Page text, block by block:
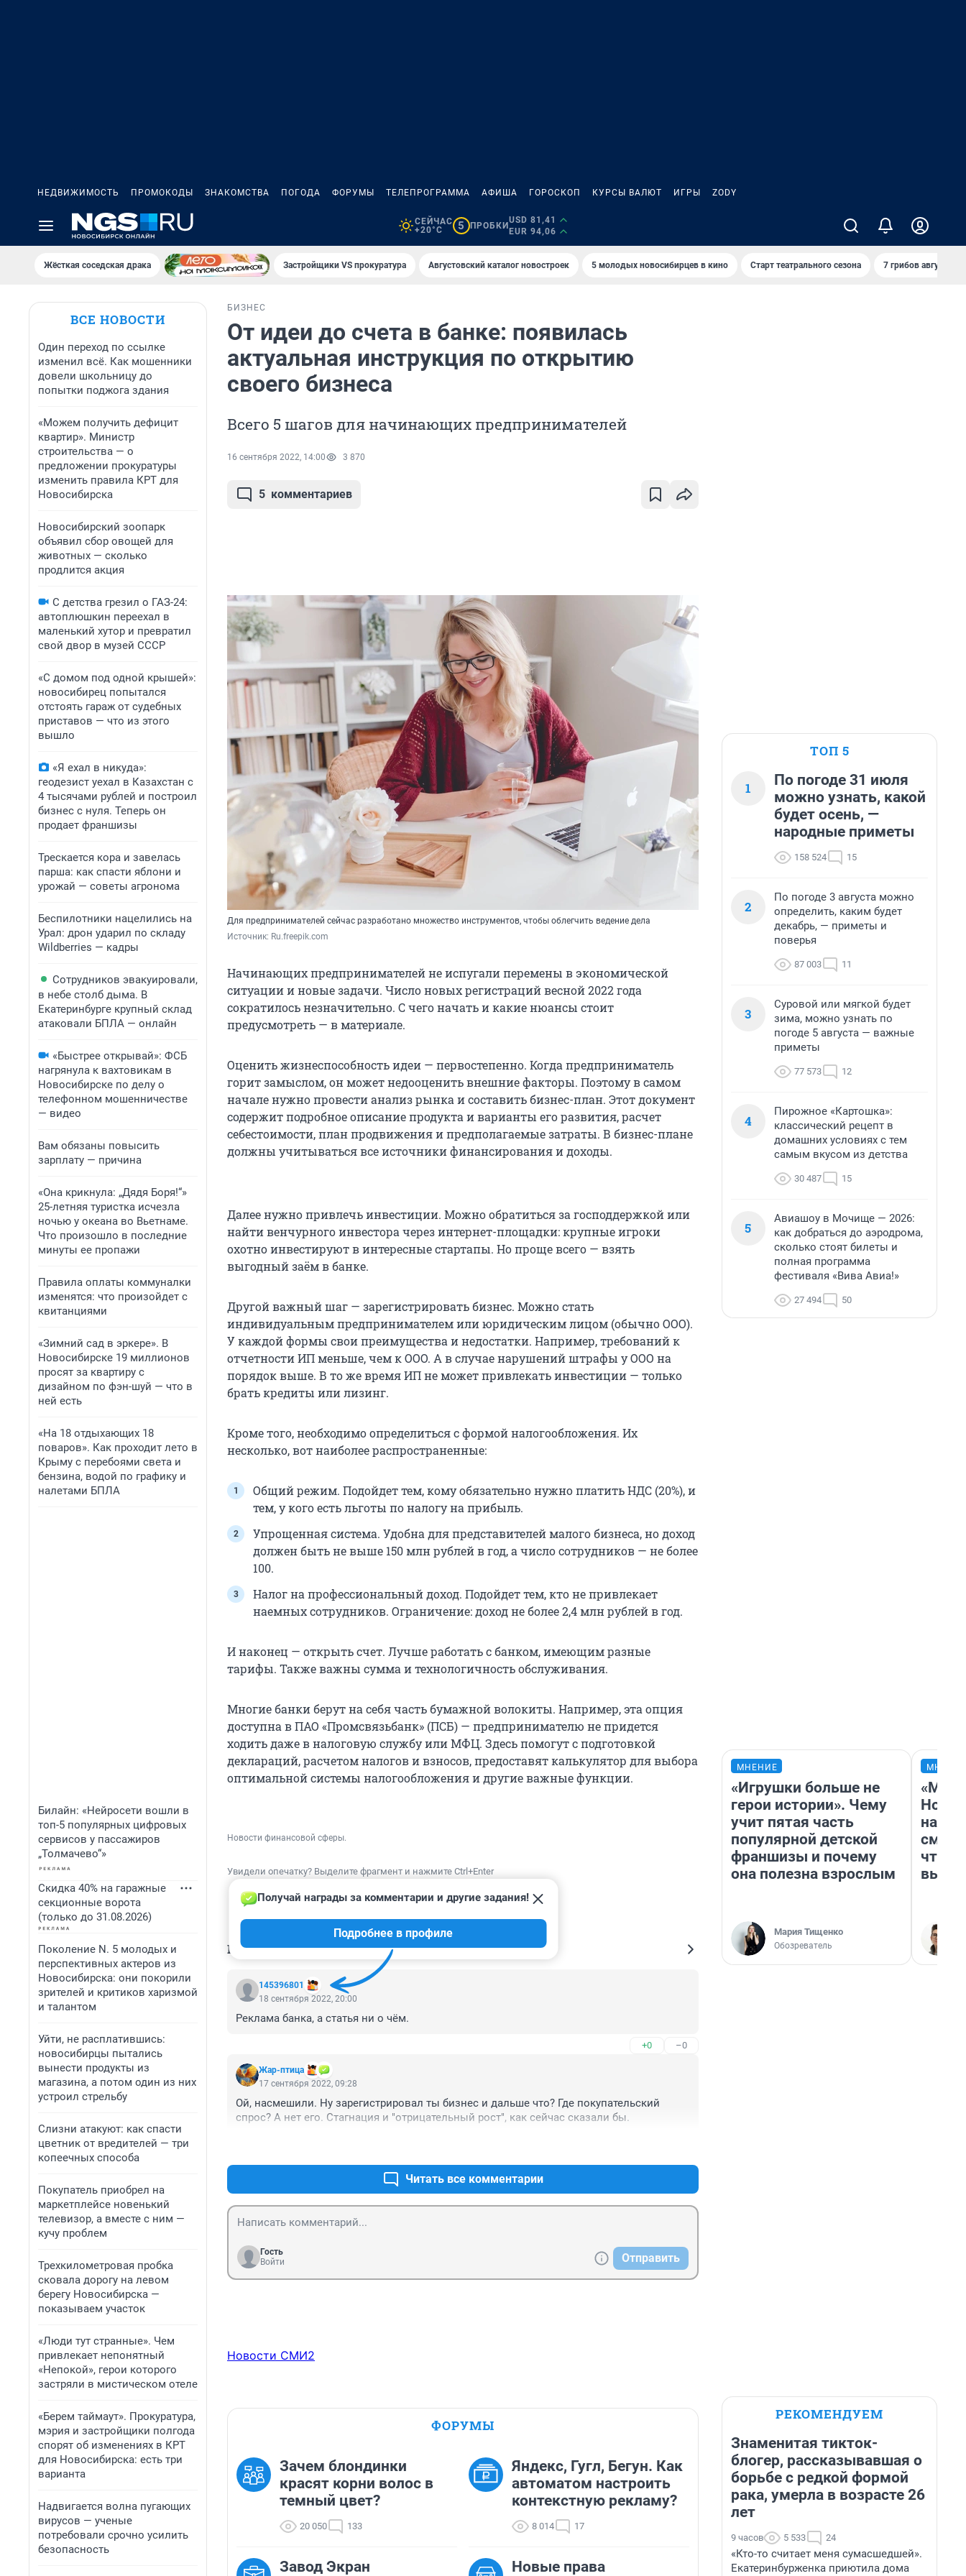
НЕДВИЖИМОСТЬ ПРОМОКОДЫ ЗНАКОМСТВА ПОГОДА ФОРУМЫ ТЕЛЕПРОГРАММА АФИША ГОРОСКОП КУРСЫ ВАЛЮТ ИГРЫ ZODY
СЕЙЧАС
+20°C
5 ПРОБКИ
USD 81,41
EUR 94,06
Жёсткая соседская драка Застройщики VS прокуратура Августовский каталог новостроек 5 молодых новосибирцев в кино Старт театрального сезона 7 грибов августа
ВСЕ НОВОСТИ
Один переход по ссылке
изменил всё. Как мошенники
довели школьницу до
попытки поджога здания
«Можем получить дефицит
квартир». Министр
строительства — о
предложении прокуратуры
изменить правила КРТ для
Новосибирска
Новосибирский зоопарк
объявил сбор овощей для
животных — сколько
продлится акция
С детства грезил о ГАЗ-24:
автоплюшкин переехал в
маленький хутор и превратил
свой двор в музей СССР
«С домом под одной крышей»:
новосибирец попытался
отстоять гараж от судебных
приставов — что из этого
вышло
«Я ехал в никуда»:
геодезист уехал в Казахстан с
4 тысячами рублей и построил
бизнес с нуля. Теперь он
продает франшизы
Трескается кора и завелась
парша: как спасти яблони и
урожай — советы агронома
Беспилотники нацелились на
Урал: дрон ударил по складу
Wildberries — кадры
Сотрудников эвакуировали,
в небе столб дыма. В
Екатеринбурге крупный склад
атаковали БПЛА — онлайн
«Быстрее открывай»: ФСБ
нагрянула к вахтовикам в
Новосибирске по делу о
телефонном мошенничестве
— видео
Вам обязаны повысить
зарплату — причина
«Она крикнула: „Дядя Боря!“»
25-летняя туристка исчезла
ночью у океана во Вьетнаме.
Что произошло в последние
минуты ее пропажи
Правила оплаты коммуналки
изменятся: что произойдет с
квитанциями
«Зимний сад в эркере». В
Новосибирске 19 миллионов
просят за квартиру с
дизайном по фэн-шуй — что в
ней есть
«На 18 отдыхающих 18
поваров». Как проходит лето в
Крыму с перебоями света и
бензина, водой по графику и
налетами БПЛА
Билайн: «Нейросети вошли в
топ-5 популярных цифровых
сервисов у пассажиров
„Толмачево“»
Скидка 40% на гаражные
секционные ворота
(только до 31.08.2026)
Поколение N. 5 молодых и
перспективных актеров из
Новосибирска: они покорили
зрителей и критиков харизмой
и талантом
Уйти, не расплатившись:
новосибирцы пытались
вынести продукты из
магазина, а потом один из них
устроил стрельбу
Слизни атакуют: как спасти
цветник от вредителей — три
копеечных способа
Покупатель приобрел на
маркетплейсе новенький
телевизор, а вместе с ним —
кучу проблем
Трехкилометровая пробка
сковала дорогу на левом
берегу Новосибирска —
показываем участок
«Люди тут странные». Чем
привлекает непонятный
«Непокой», герои которого
застряли в мистическом отеле
«Берем таймаут». Прокуратура,
мэрия и застройщики полгода
спорят об изменениях в КРТ
для Новосибирска: есть три
варианта
Надвигается волна пугающих
вирусов — ученые
потребовали срочно усилить
безопасность
БИЗНЕС
От идеи до счета в банке: появилась
актуальная инструкция по открытию
своего бизнеса
Всего 5 шагов для начинающих предпринимателей
16 сентября 2022, 14:00 3 870
5 комментариев
Для предпринимателей сейчас разработано множество инструментов, чтобы облегчить ведение дела
Источник: Ru.freepik.com
Начинающих предпринимателей не испугали перемены в экономической
ситуации и новые задачи. Число новых регистраций весной 2022 года
сократилось незначительно. С чего начать и какие нюансы стоит
предусмотреть — в материале.
Оценить жизнеспособность идеи — первостепенно. Когда предприниматель
горит замыслом, он может недооценить внешние факторы. Поэтому в самом
начале нужно провести анализ рынка и составить бизнес-план. Этот документ
содержит подробное описание продукта и варианты его развития, расчет
себестоимости, план продвижения и предполагаемые затраты. В бизнес-плане
должны учитываться все источники финансирования и доходы.
Далее нужно привлечь инвестиции. Можно обратиться за господдержкой или
найти венчурного инвестора через интернет-площадки: крупные игроки
охотно инвестируют в интересные стартапы. Но проще всего — взять
выгодный заём в банке.
Другой важный шаг — зарегистрировать бизнес. Можно стать
индивидуальным предпринимателем или юридическим лицом (обычно ООО).
У каждой формы свои преимущества и недостатки. Например, требований к
отчетности ИП меньше, чем к ООО. А в случае нарушений штрафы у ООО на
порядок выше. В то же время ИП не может привлекать инвестиции — только
брать кредиты или лизинг.
Кроме того, необходимо определиться с формой налогообложения. Их
несколько, вот наиболее распространенные:
Общий режим. Подойдет тем, кому обязательно нужно платить НДС (20%), и
тем, у кого есть льготы по налогу на прибыль.
Упрощенная система. Удобна для представителей малого бизнеса, но доход
должен быть не выше 150 млн рублей в год, а число сотрудников — не более
100.
Налог на профессиональный доход. Подойдет тем, кто не привлекает
наемных сотрудников. Ограничение: доход не более 2,4 млн рублей в год.
И наконец — открыть счет. Лучше работать с банком, имеющим разные
тарифы. Также важны сумма и технологичность обслуживания.
Многие банки берут на себя часть бумажной волокиты. Например, эта опция
доступна в ПAO «Промсвязьбанк» (ПСБ) — предпринимателю не придется
ходить даже в налоговую службу или МФЦ. Здесь помогут с подготовкой
деклараций, расчетом налогов и взносов, предоставят калькулятор для выбора
оптимальной системы налогообложения и другие важные функции.
Новости финансовой сферы.
Увидели опечатку? Выделите фрагмент и нажмите Ctrl+Enter
КОММЕНТАРИИ 5
145396801
Получай награды за комментарии и другие задания!
Подробнее в профиле
18 сентября 2022, 20:00
Реклама банка, а статья ни о чём.
+0 –0
Жар-птица
17 сентября 2022, 09:28
Ой, насмешили. Ну зарегистрировал ты бизнес и дальше что? Где покупательский
спрос? А нет его. Стагнация и "отрицательный рост", как сейчас сказали бы.
Читать все комментарии
Гость
Войти
Отправить
Новости СМИ2
ФОРУМЫ
Зачем блондинки
красят корни волос в
темный цвет?
20 050 133
Яндекс, Гугл, Бегун. Как
автоматом настроить
контекстную рекламу?
8 014 17
Завод Экран Новые права
ТОП 5
1
По погоде 31 июля
можно узнать, какой
будет осень, —
народные приметы
158 524 15
2
По погоде 3 августа можно
определить, каким будет
декабрь, — приметы и
поверья
87 003 11
3
Суровой или мягкой будет
зима, можно узнать по
погоде 5 августа — важные
приметы
77 573 12
4
Пирожное «Картошка»:
классический рецепт в
домашних условиях с тем
самым вкусом из детства
30 487 15
5
Авиашоу в Мочище — 2026:
как добраться до аэродрома,
сколько стоят билеты и
полная программа
фестиваля «Вива Авиа!»
27 494 50
МНЕНИЕ
«Игрушки больше не
герои истории». Чему
учит пятая часть
популярной детской
франшизы и почему
она полезна взрослым
Мария Тищенко
Обозреватель
«Мы
РЕКОМЕНДУЕМ
Знаменитая тикток-
блогер, рассказывавшая о
борьбе с редкой формой
рака, умерла в возрасте 26
лет
9 часов 5 533 24
«Кто-то считает меня сумасшедшей».
Екатеринбурженка приютила дома